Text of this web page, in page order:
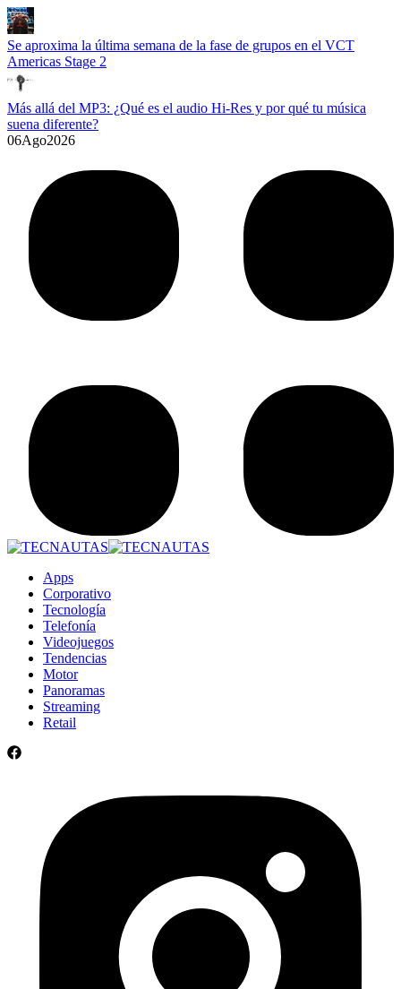
Se aproxima la última semana de la fase de grupos en el VCT
Americas Stage 2
Más allá del MP3: ¿Qué es el audio Hi-Res y por qué tu música
suena diferente?
06Ago2026
Apps
Corporativo
Tecnología
Telefonía
Videojuegos
Tendencias
Motor
Panoramas
Streaming
Retail